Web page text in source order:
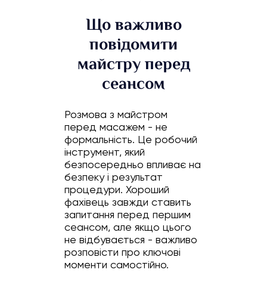
Що важливо
повідомити
майстру перед
сеансом
Розмова з майстром
перед масажем - не
формальність. Це робочий
інструмент, який
безпосередньо впливає на
безпеку і результат
процедури. Хороший
фахівець завжди ставить
запитання перед першим
сеансом, але якщо цього
не відбувається - важливо
розповісти про ключові
моменти самостійно.